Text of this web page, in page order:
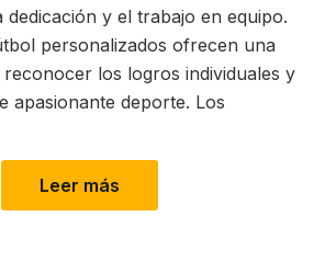
dedicación y el trabajo en equipo.
personalizados ofrecen una
los logros individuales y
apasionante deporte. Los
Leer más